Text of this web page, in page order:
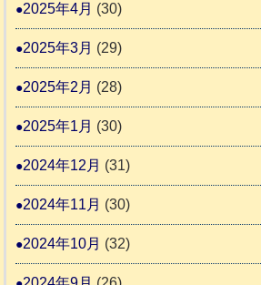
2025年4月 (30)
2025年3月 (29)
2025年2月 (28)
2025年1月 (30)
2024年12月 (31)
2024年11月 (30)
2024年10月 (32)